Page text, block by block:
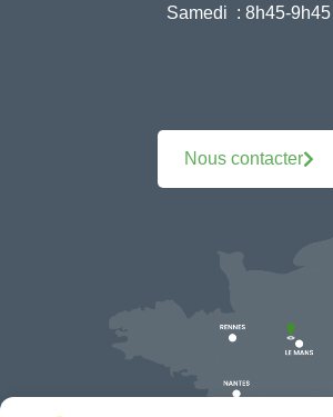
Samedi : 8h45-9h45
Nous contacter